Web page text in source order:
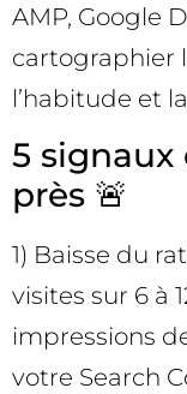
AMP, Google
cartographier
l’habitude et
5 signaux
près 🚨
1) Baisse du
visites sur 6 à
impressions
votre Search